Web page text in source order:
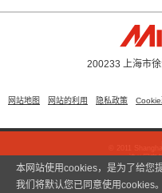
200233 上海市
网站地图 网站的利用 隐私政策
© 2011
沪公网安
本网站使用cookies，是为了给您
我们将默认您已同意使用cookies。